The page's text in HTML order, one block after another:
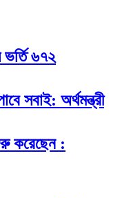
ভর্তি ৬৭২
সবাই: অর্থমন্ত্রী
করেছেন :